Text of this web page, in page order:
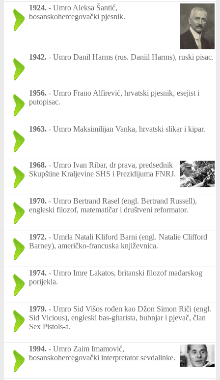
1924. - Umro Aleksa Šantić,
bosanskohercegovački pjesnik.
1942. - Umro Danil Harms (rus. Daniil Harms), ruski pisac.
1956. - Umro Frano Alfirević, hrvatski pjesnik, esejist i
putopisac.
1963. - Umro Maksimilijan Vanka, hrvatski slikar i kipar.
1968. - Umro Ivan Ribar, dr prava, predsednik
Skupštine Kraljevine SHS i Prezidijuma FNRJ.
1970. - Umro Bertrand Rasel (engl. Bertrand Russell),
engleski filozof, matematičar i društveni reformator.
1972. - Umrla Natali Kliford Barni (engl. Natalie Clifford
Barney), američko-francuska književnica.
1974. - Umro Imre Lakatos, britanski filozof mađarskog
porijekla.
1979. - Umro Sid Višos rođen kao Džon Simon Riči (engl.
Sid Vicious), engleski bas-gitarista, bubnjar i pjevač, član
Sex Pistols-a.
1994. - Umro Zaim Imamović,
bosanskohercegovački interpretator sevdalinke.